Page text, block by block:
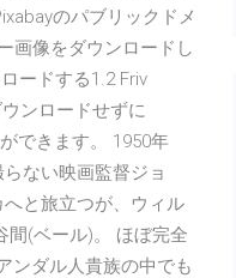
のパブリックドメ
画像をダウンロードし
ードする1.2 Friv
ンロードせずに
できます。 1950年
ない映画監督ジョ
と旅立つが、ウィル
間(ベール)。 ほぼ完全
ンダル人貴族の中でも